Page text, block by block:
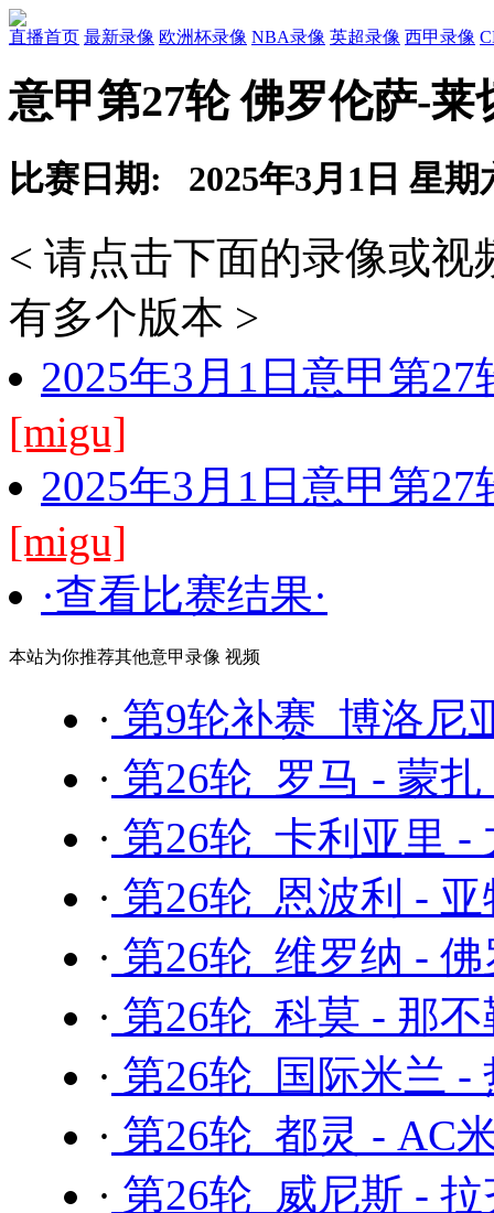
直播首页 最新录像 欧洲杯录像 NBA录像 英超录像 西甲录像
意甲第27轮 佛罗伦萨-
比赛日期: 2025年3月1日 星期
< 请点击下面的录像或
有多个版本 >
2025年3月1日意甲第
[migu]
2025年3月1日意甲第
[migu]
·查看比赛结果·
本站为你推荐其他意甲录像 视频
· 第9轮补赛 博洛尼
· 第26轮 罗马 - 蒙扎
· 第26轮 卡利亚里 -
· 第26轮 恩波利 -
· 第26轮 维罗纳 -
· 第26轮 科莫 - 那
· 第26轮 国际米兰 -
· 第26轮 都灵 - AC
· 第26轮 威尼斯 -